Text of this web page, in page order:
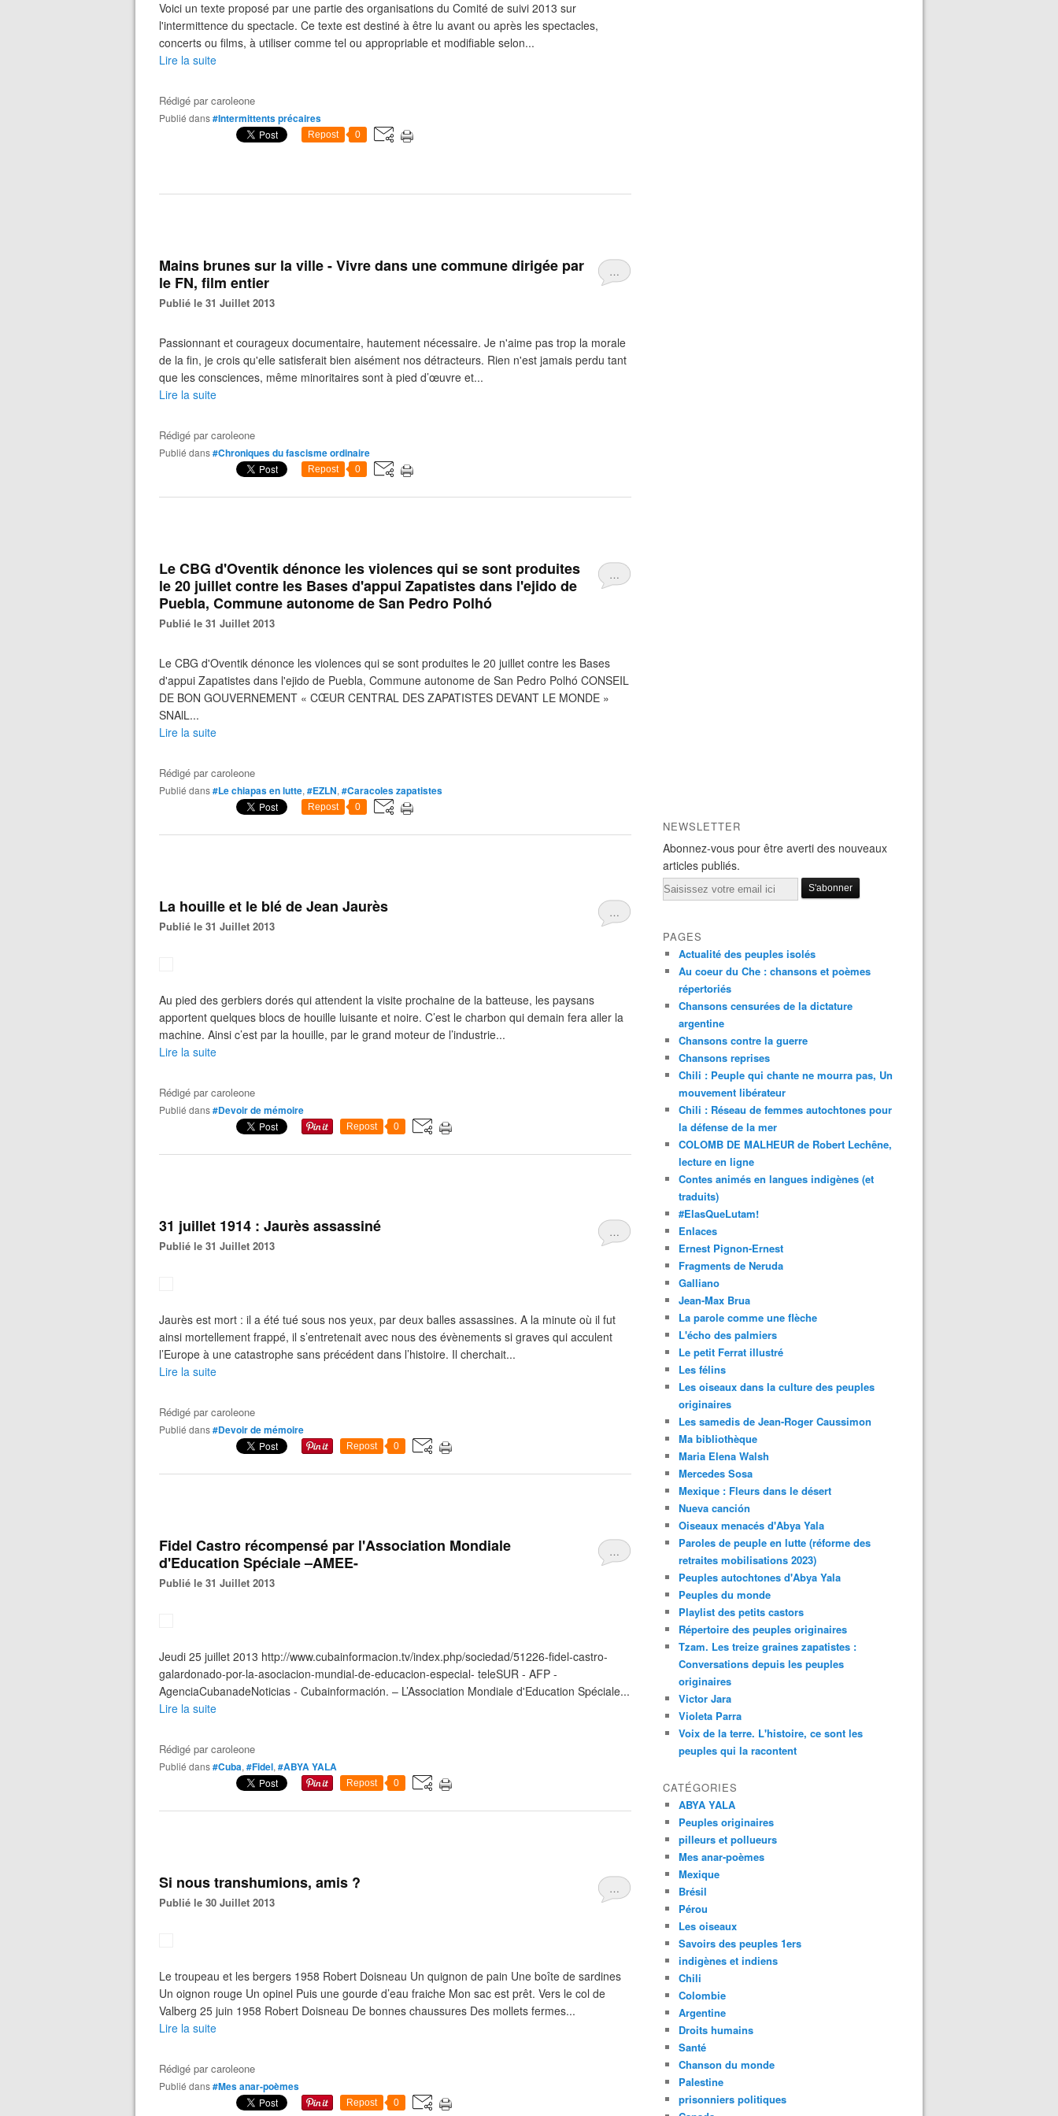
Voici un texte proposé par une partie des organisations du Comité de suivi 2013 sur
l'intermittence du spectacle. Ce texte est destiné à être lu avant ou après les spectacles,
concerts ou films, à utiliser comme tel ou appropriable et modifiable selon...
Lire la suite
Rédigé parcaroleone
Publié dans#Intermittents précaires
Repost 0
…
Mains brunes sur la ville - Vivre dans une commune dirigée par
le FN, film entier
Publié le 31 Juillet 2013
Passionnant et courageux documentaire, hautement nécessaire. Je n'aime pas trop la morale
de la fin, je crois qu'elle satisferait bien aisément nos détracteurs. Rien n'est jamais perdu tant
que les consciences, même minoritaires sont à pied d’œuvre et...
Lire la suite
Rédigé parcaroleone
Publié dans#Chroniques du fascisme ordinaire
Repost 0
…
Le CBG d'Oventik dénonce les violences qui se sont produites
le 20 juillet contre les Bases d'appui Zapatistes dans l'ejido de
Puebla, Commune autonome de San Pedro Polhó
Publié le 31 Juillet 2013
Le CBG d'Oventik dénonce les violences qui se sont produites le 20 juillet contre les Bases
d'appui Zapatistes dans l'ejido de Puebla, Commune autonome de San Pedro Polhó CONSEIL
DE BON GOUVERNEMENT « CŒUR CENTRAL DES ZAPATISTES DEVANT LE MONDE »
SNAlL...
Lire la suite
Rédigé parcaroleone
Publié dans#Le chiapas en lutte, #EZLN, #Caracoles zapatistes
Repost 0
…
La houille et le blé de Jean Jaurès
Publié le 31 Juillet 2013
Au pied des gerbiers dorés qui attendent la visite prochaine de la batteuse, les paysans
apportent quelques blocs de houille luisante et noire. C’est le charbon qui demain fera aller la
machine. Ainsi c’est par la houille, par le grand moteur de l’industrie...
Lire la suite
Rédigé parcaroleone
Publié dans#Devoir de mémoire
Repost 0
…
31 juillet 1914 : Jaurès assassiné
Publié le 31 Juillet 2013
Jaurès est mort : il a été tué sous nos yeux, par deux balles assassines. A la minute où il fut
ainsi mortellement frappé, il s’entretenait avec nous des évènements si graves qui acculent
l’Europe à une catastrophe sans précédent dans l’histoire. Il cherchait...
Lire la suite
Rédigé parcaroleone
Publié dans#Devoir de mémoire
Repost 0
…
Fidel Castro récompensé par l'Association Mondiale
d'Education Spéciale –AMEE-
Publié le 31 Juillet 2013
Jeudi 25 juillet 2013 http://www.cubainformacion.tv/index.php/sociedad/51226-fidel-castro-
galardonado-por-la-asociacion-mundial-de-educacion-especial- teleSUR - AFP -
AgenciaCubanadeNoticias - Cubainformación. – L’Association Mondiale d'Education Spéciale...
Lire la suite
Rédigé parcaroleone
Publié dans#Cuba, #Fidel, #ABYA YALA
Repost 0
…
Si nous transhumions, amis ?
Publié le 30 Juillet 2013
Le troupeau et les bergers 1958 Robert Doisneau Un quignon de pain Une boîte de sardines
Un oignon rouge Un opinel Puis une gourde d’eau fraiche Mon sac est prêt. Vers le col de
Valberg 25 juin 1958 Robert Doisneau De bonnes chaussures Des mollets fermes...
Lire la suite
Rédigé parcaroleone
Publié dans#Mes anar-poèmes
Repost 0
NEWSLETTER
Abonnez-vous pour être averti des nouveaux
articles publiés.
Email
PAGES
Actualité des peuples isolés
Au coeur du Che : chansons et poèmes
répertoriés
Chansons censurées de la dictature
argentine
Chansons contre la guerre
Chansons reprises
Chili : Peuple qui chante ne mourra pas, Un
mouvement libérateur
Chili : Réseau de femmes autochtones pour
la défense de la mer
COLOMB DE MALHEUR de Robert Lechêne,
lecture en ligne
Contes animés en langues indigènes (et
traduits)
#ElasQueLutam!
Enlaces
Ernest Pignon-Ernest
Fragments de Neruda
Galliano
Jean-Max Brua
La parole comme une flèche
L'écho des palmiers
Le petit Ferrat illustré
Les félins
Les oiseaux dans la culture des peuples
originaires
Les samedis de Jean-Roger Caussimon
Ma bibliothèque
Maria Elena Walsh
Mercedes Sosa
Mexique : Fleurs dans le désert
Nueva canción
Oiseaux menacés d'Abya Yala
Paroles de peuple en lutte (réforme des
retraites mobilisations 2023)
Peuples autochtones d'Abya Yala
Peuples du monde
Playlist des petits castors
Répertoire des peuples originaires
Tzam. Les treize graines zapatistes :
Conversations depuis les peuples
originaires
Victor Jara
Violeta Parra
Voix de la terre. L'histoire, ce sont les
peuples qui la racontent
CATÉGORIES
ABYA YALA
Peuples originaires
pilleurs et pollueurs
Mes anar-poèmes
Mexique
Brésil
Pérou
Les oiseaux
Savoirs des peuples 1ers
indigènes et indiens
Chili
Colombie
Argentine
Droits humains
Santé
Chanson du monde
Palestine
prisonniers politiques